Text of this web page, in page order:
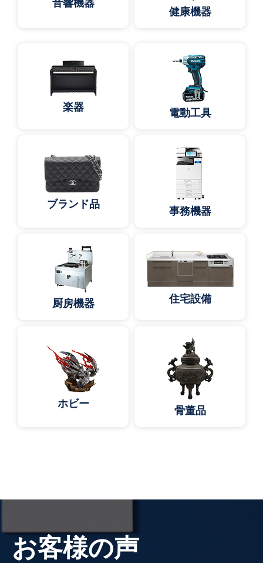
健康機器
楽器 電動工具
ブランド品
事務機器
厨房機器 住宅設備
ホビー
骨董品
お客様の声